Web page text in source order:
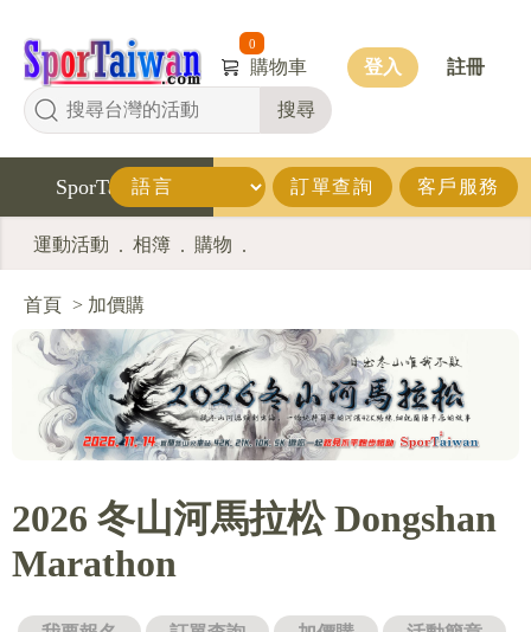
搜尋
0
購物車 登入 註冊
SporTaiwan 訂單查詢 客戶服務
運動活動 . 相簿 . 購物 .
首頁 > 加價購
2026 冬山河馬拉松 Dongshan
Marathon